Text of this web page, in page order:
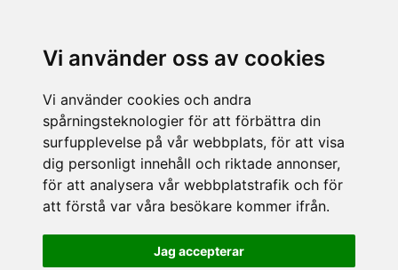
Vi använder oss av cookies
Vi använder cookies och andra
spårningsteknologier för att förbättra din
surfupplevelse på vår webbplats, för att visa
dig personligt innehåll och riktade annonser,
för att analysera vår webbplatstrafik och för
att förstå var våra besökare kommer ifrån.
Jag accepterar